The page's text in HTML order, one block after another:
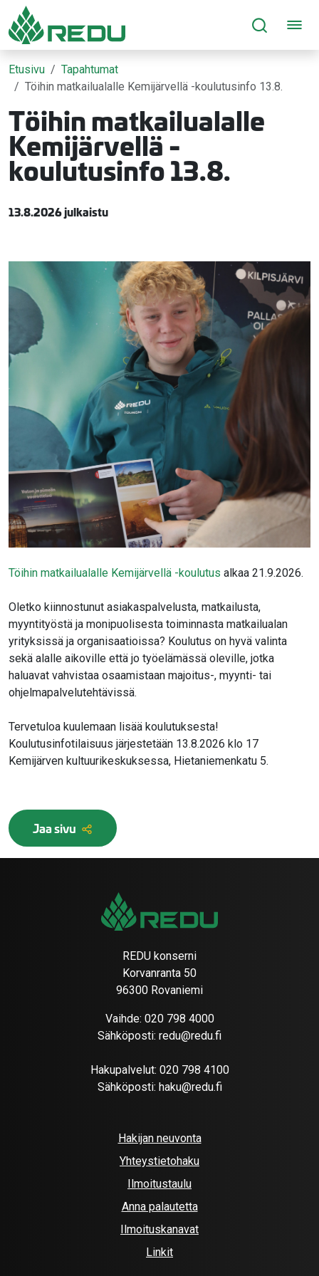
Siirry sivusisältöön
Etusivu
Tapahtumat
Töihin matkailualalle Kemijärvellä -koulutusinfo 13.8.
Töihin matkailualalle
Kemijärvellä -
koulutusinfo 13.8.
13.8.2026 julkaistu
Töihin matkailualalle Kemijärvellä -koulutus alkaa 21.9.2026.
Oletko kiinnostunut asiakaspalvelusta, matkailusta,
myyntityöstä ja monipuolisesta toiminnasta matkailualan
yrityksissä ja organisaatioissa? Koulutus on hyvä valinta
sekä alalle aikoville että jo työelämässä oleville, jotka
haluavat vahvistaa osaamistaan majoitus-, myynti- tai
ohjelmapalvelutehtävissä.
Tervetuloa kuulemaan lisää koulutuksesta!
Koulutusinfotilaisuus järjestetään 13.8.2026 klo 17
Kemijärven kultuurikeskuksessa, Hietaniemenkatu 5.
Jaa sivu
REDU konserni
Korvanranta 50
96300 Rovaniemi
Vaihde: 020 798 4000
Sähköposti: redu@redu.fi
Hakupalvelut: 020 798 4100
Sähköposti: haku@redu.fi
Hakijan neuvonta
Yhteystietohaku
Ilmoitustaulu
Anna palautetta
Ilmoituskanavat
Linkit